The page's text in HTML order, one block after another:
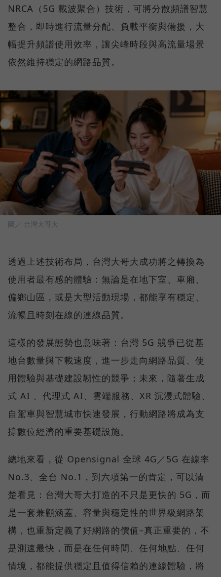
NRCA（5G 載波聚合）技術，可將分散頻譜智慧
整合，即時進行流量分配、負載平衡與備援，大
幅提升頻譜使用效率，讓尖峰時段與高流量場景
依然維持穩定的網路品質。
圖／ 台灣大哥大
透過上述技術布局，台灣大哥大成功將之轉換為
使用者最有感的體驗：無論是在地下室、車廂、
偏鄉山區，或是大型活動現場，都能享有穩定、
流暢且時刻在線的連線品質。
這樣的發展態勢也意味著：台灣 5G 競爭已從基
地台數量與下載速度，進一步走向網路品質、使
用體驗與基礎建設韌性的競爭；未來，隨著生成
式 AI 、代理式 AI、雲端服務、XR 沉浸式體驗、
自駕車與智慧城市快速發展，行動網路將成為支
撐數位經濟的重要基礎設施。
總地來看，從 Opensignal 全球 4G／5G 在線率
No.3、全台 No.1，到六項第一的肯定，可以清
楚看見：台灣大哥大打造的不只是更快的 5G，而
是一套兼顧涵蓋、容量與穩定性的世界級網路架
構，也重新定義了好網路的價值–真正重要的，不
是測速最快，而是在任何時間、任何地點、任何
情境，都能提供穩定且值得信賴的連線體驗，將